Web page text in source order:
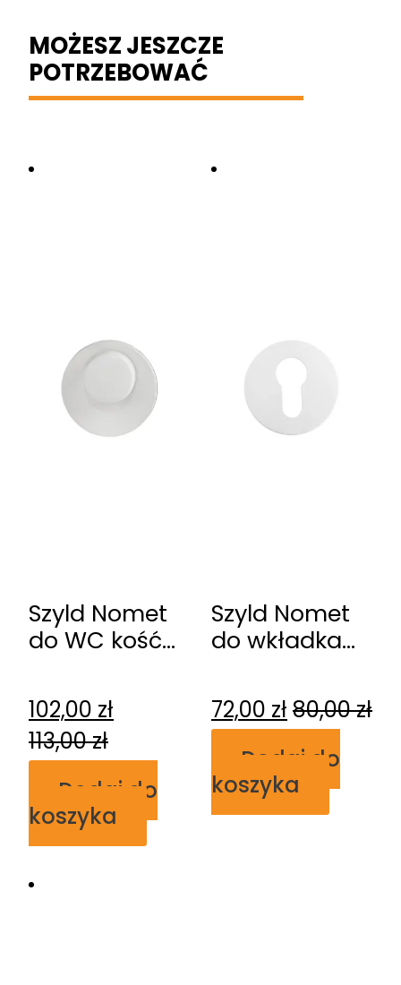
MOŻESZ JESZCZE
POTRZEBOWAĆ
Szyld Nomet
do WC kość
004-126.P67
102,00 zł
113,00zł
Dodaj do
koszyka
Szyld Nomet
do wkładka
T-003-126.P67
72,00 zł 80,00zł
Dodaj do
koszyka